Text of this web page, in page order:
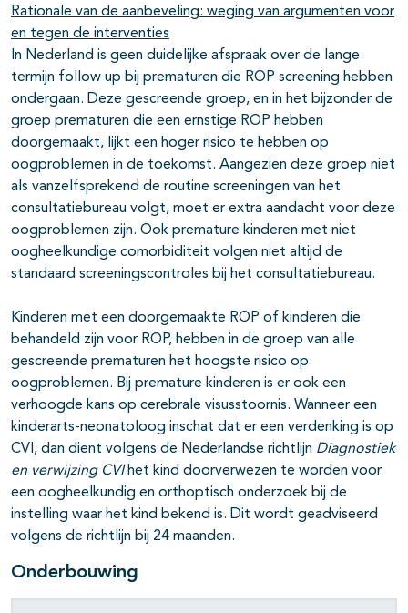
Rationale van de aanbeveling: weging van argumenten voor
en tegen de interventies
In Nederland is geen duidelijke afspraak over de lange
termijn follow up bij prematuren die ROP screening hebben
ondergaan. Deze gescreende groep, en in het bijzonder de
groep prematuren die een ernstige ROP hebben
doorgemaakt, lijkt een hoger risico te hebben op
oogproblemen in de toekomst. Aangezien deze groep niet
als vanzelfsprekend de routine screeningen van het
consultatiebureau volgt, moet er extra aandacht voor deze
oogproblemen zijn. Ook premature kinderen met niet
oogheelkundige comorbiditeit volgen niet altijd de
standaard screeningscontroles bij het consultatiebureau.
Kinderen met een doorgemaakte ROP of kinderen die
behandeld zijn voor ROP, hebben in de groep van alle
gescreende prematuren het hoogste risico op
oogproblemen. Bij premature kinderen is er ook een
verhoogde kans op cerebrale visusstoornis. Wanneer een
kinderarts-neonatoloog inschat dat er een verdenking is op
CVI, dan dient volgens de Nederlandse richtlijn Diagnostiek
en verwijzing CVIhet kind doorverwezen te worden voor
een oogheelkundig en orthoptisch onderzoek bij de
instelling waar het kind bekend is. Dit wordt geadviseerd
volgens de richtlijn bij 24 maanden.
Onderbouwing